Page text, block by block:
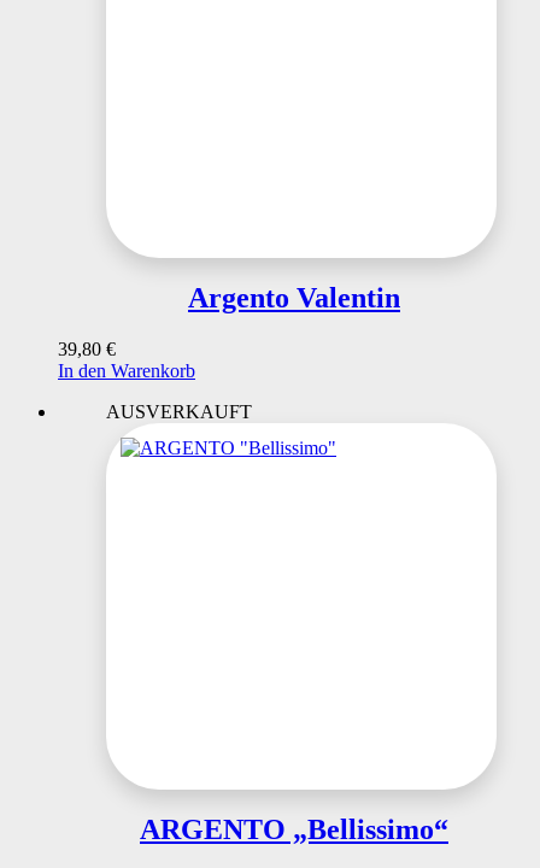
Argento Valentin
39,80 €
In den Warenkorb
AUSVERKAUFT
ARGENTO „Bellissimo“